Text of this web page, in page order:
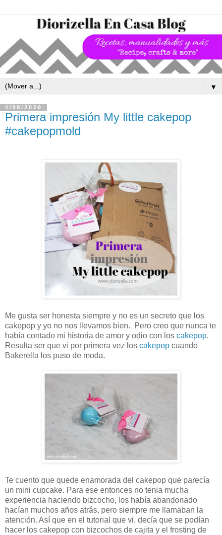
▼
4/09/2020
Primera impresión My little cakepop
#cakepopmold
Me gusta ser honesta siempre y no es un secreto que los
cakepop y yo no nos llevamos bien. Pero creo que nunca te
había contado mi historia de amor y odio con los cakepop.
Resulta ser que vi por primera vez los cakepop cuando
Bakerella los puso de moda.
Te cuento que quede enamorada del cakepop que parecía
un mini cupcake. Para ese entonces no tenia mucha
experiencia haciendo bizcocho, los había abandonado
hacían muchos años atrás, pero siempre me llamaban la
atención. Así que en el tutorial que vi, decía que se podían
hacer los cakepop con bizcochos de cajita y el frosting de